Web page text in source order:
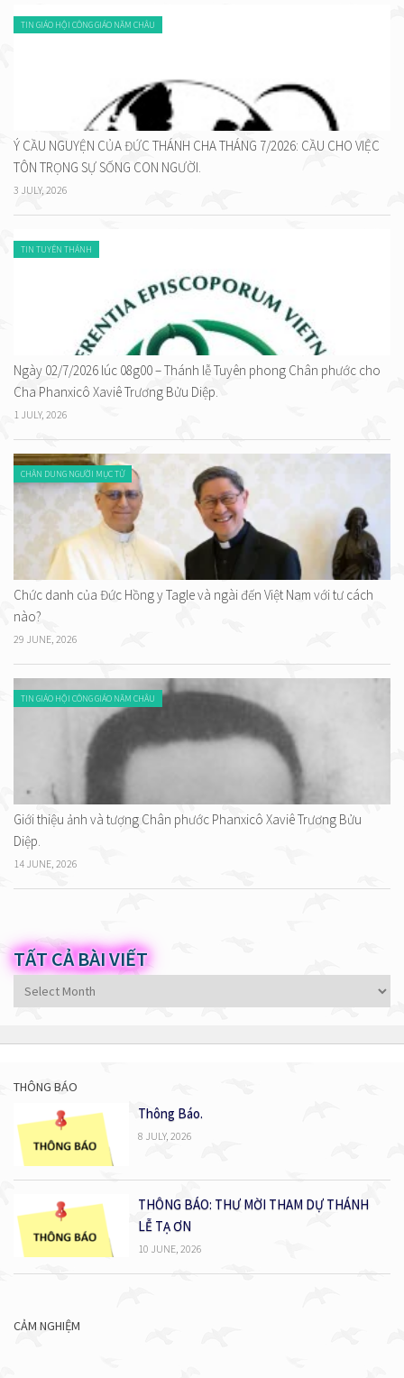
TIN GIÁO HỘI CÔNG GIÁO NĂM CHÂU
Ý CẦU NGUYỆN CỦA ĐỨC THÁNH CHA THÁNG 7/2026: CẦU CHO VIỆC
TÔN TRỌNG SỰ SỐNG CON NGƯỜI.
3 JULY, 2026
TIN TUYÊN THÁNH
Ngày 02/7/2026 lúc 08g00 – Thánh lễ Tuyên phong Chân phước cho
Cha Phanxicô Xaviê Trương Bửu Diệp.
1 JULY, 2026
CHÂN DUNG NGƯỜI MỤC TỬ
Chức danh của Đức Hồng y Tagle và ngài đến Việt Nam với tư cách
nào?
29 JUNE, 2026
TIN GIÁO HỘI CÔNG GIÁO NĂM CHÂU
Giới thiệu ảnh và tượng Chân phước Phanxicô Xaviê Trương Bửu
Diệp.
14 JUNE, 2026
TẤT CẢ BÀI VIẾT
Tất
cả
viết
THÔNG BÁO
Thông Báo.
8 JULY, 2026
THÔNG BÁO: THƯ MỜI THAM DỰ THÁNH
LỄ TẠ ƠN
10 JUNE, 2026
CẢM NGHIỆM